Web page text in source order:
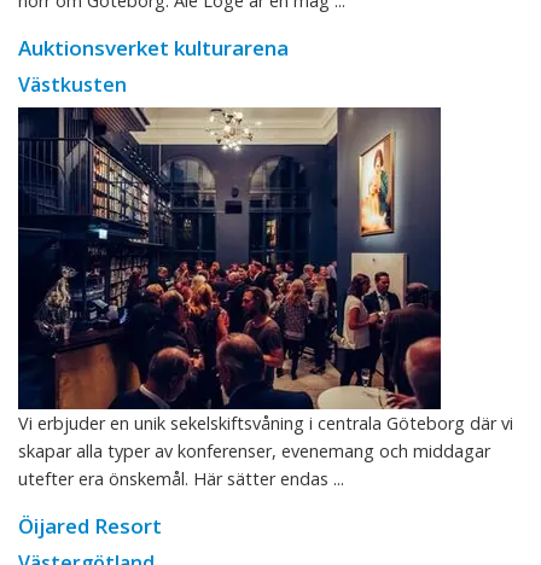
Auktionsverket kulturarena
Västkusten
Vi erbjuder en unik sekelskiftsvåning i centrala Göteborg där vi
skapar alla typer av konferenser, evenemang och middagar
utefter era önskemål. Här sätter endas ...
Öijared Resort